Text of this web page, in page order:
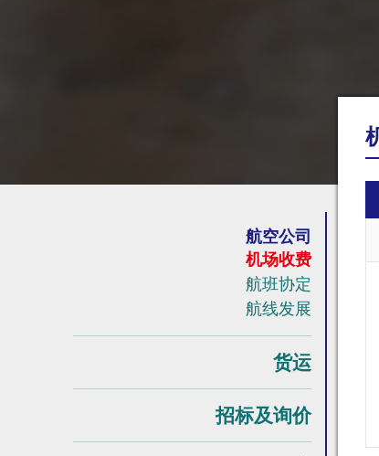
航空公司
机场收费
航班协定
航线发展
货运
招标及询价